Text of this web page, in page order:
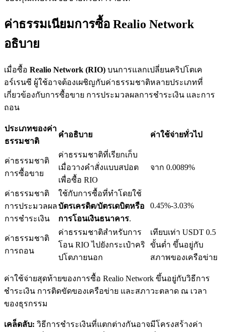
บริการยืมเงินที่ได้รับการสนับสนุนจาก Crypto
ลงทุนอัตโนมัติ
คว้าผลกำไรระยะยาวและผลประโยชน์ที่ยืดหยุ่น
เรียนรู้ Staking
เรียนรู้เกี่ยวกับการสร้างรายได้แบบพาสซีฟ
ค่าธรรมเนียมการซื้อ Realio Network
อธิบาย
เมื่อซื้อ Realio Network (RIO) บนการแลกเปลี่ยนคริปโตเค
อร์เรนซี ผู้ใช้อาจต้องเผชิญกับค่าธรรมชาติหลายประเภทที่
เกี่ยวข้องกับการซื้อขาย การประมวลผลการชำระเงิน และการ
ถอน
ประเภทของค่า
ธรรมชาติ
คำอธิบาย ค่าใช้จ่ายทั่วไป
ค่าธรรมชาติ
การซื้อขาย
ค่าธรรมชาติที่เรียกเก็บ
เมื่อวางคำสั่งแบบสปอต
เพื่อซื้อ RIO
จาก 0.0089%
ค่าธรรมชาติ
การประมวลผล
การชำระเงิน
ใช้กับการซื้อที่ทำโดยใช้
บัตรเครดิต/บัตรเดบิตหรือ
การโอนเงินธนาคาร.
0.45%-3.03%
ค่าธรรมชาติ
การถอน
ค่าธรรมชาติสำหรับการ
โอน RIO ไปยังกระเป๋าคริ
ปโตภายนอก
เทียบเท่า USDT 0.5
ขั้นต่ำ ขึ้นอยู่กับ
สภาพของเครือข่าย
ค่าใช้จ่ายสุดท้ายของการซื้อ Realio Network ขึ้นอยู่กับวิธีการ
ชำระเงิน การติดขัดของเครือข่าย และสภาวะตลาด ณ เวลา
ของธุรกรรม
เคล็ดลับ: วิธีการชำระเงินที่แตกต่างกันอาจมีโครงสร้างค่า